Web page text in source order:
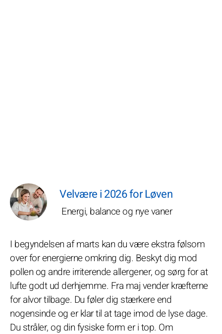
Velvære i 2026 for Løven
Energi, balance og nye vaner
I begyndelsen af marts kan du være ekstra følsom
over for energierne omkring dig. Beskyt dig mod
pollen og andre irriterende allergener, og sørg for at
lufte godt ud derhjemme. Fra maj vender kræfterne
for alvor tilbage. Du føler dig stærkere end
nogensinde og er klar til at tage imod de lyse dage.
Du stråler, og din fysiske form er i top. Om